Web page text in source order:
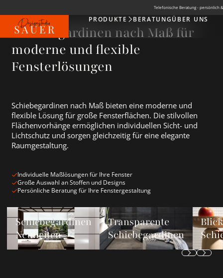
Telefonische Beratung - persönlich
Produkte
PRODUKTE BERATUNGÜBER UNS
Schiebegardinen nach Maß für
moderne und flexible
Fensterlösungen
Schiebegardinen nach Maß bieten eine moderne und
flexible Lösung für große Fensterflächen. Die stilvollen
Flächenvorhänge ermöglichen individuellen Sicht- und
Lichtschutz und sorgen gleichzeitig für eine elegante
Raumgestaltung.
Individuelle Maßlösungen für Ihre Fenster
Große Auswahl an Stoffen und Designs
Persönliche Beratung für Ihre Fenstergestaltung
Schiebegardinen Neuheiten ansehen
Schiebegardinen
Neuheiten
Transparente Schiebegardinen
Transparente
Schiebegardinen